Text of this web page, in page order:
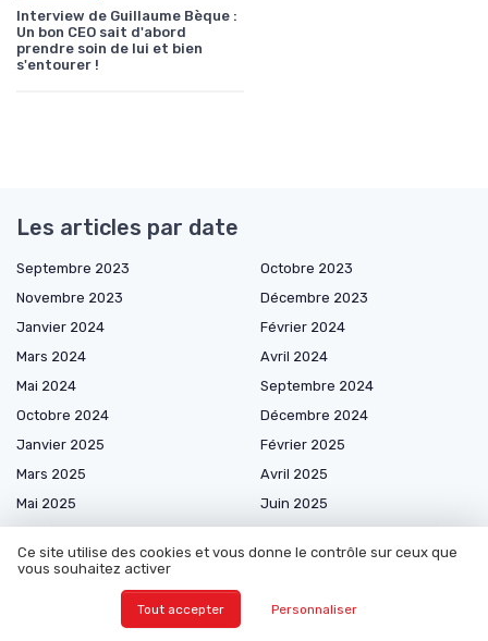
Interview de Guillaume Bèque :
Un bon CEO sait d'abord
prendre soin de lui et bien
s'entourer !
Les articles par date
Septembre 2023
Octobre 2023
Novembre 2023
Décembre 2023
Janvier 2024
Février 2024
Mars 2024
Avril 2024
Mai 2024
Septembre 2024
Octobre 2024
Décembre 2024
Janvier 2025
Février 2025
Mars 2025
Avril 2025
Mai 2025
Juin 2025
Septembre 2025
Novembre 2025
Décembre 2025
Ce site utilise des cookies et vous donne le contrôle sur ceux que
vous souhaitez activer
Tout accepter Personnaliser